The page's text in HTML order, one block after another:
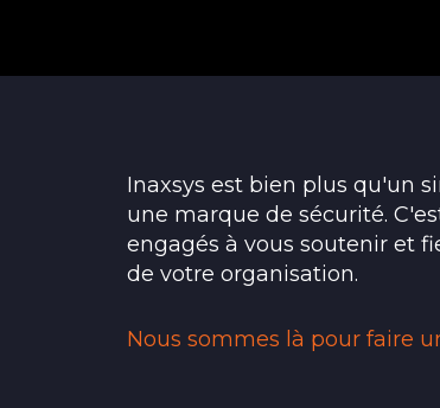
Inaxsys est bien plus qu'un
une marque de sécurité.
engagés à vous soutenir et
de votre organisation.
Nous sommes là pour faire